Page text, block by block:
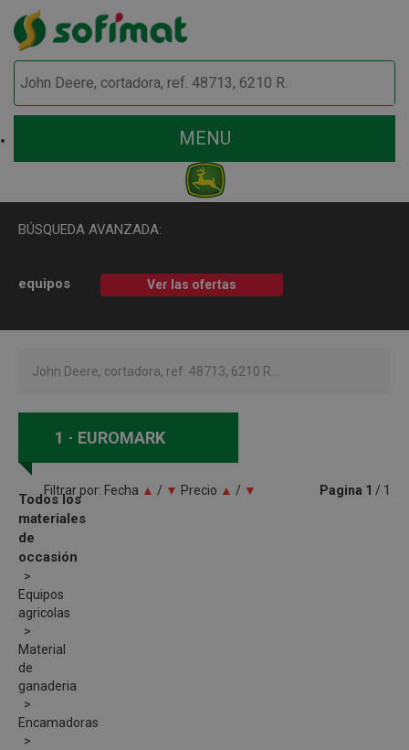
MENU
BÚSQUEDA AVANZADA:
equipos Ver las ofertas
Todos los
materiales
de
occasión
Equipos
agricolas
Material
de
ganaderia
Encamadoras
1 EUROMARK
Filtrar por: Fecha ▲ / ▼ Precio ▲ / ▼ Pagina 1 / 1